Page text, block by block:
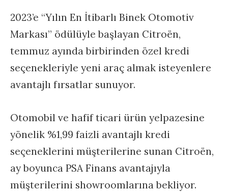
2023’e “Yılın En İtibarlı Binek Otomotiv
Markası” ödülüyle başlayan Citroën,
temmuz ayında birbirinden özel kredi
seçenekleriyle yeni araç almak isteyenlere
avantajlı fırsatlar sunuyor.
Otomobil ve hafif ticari ürün yelpazesine
yönelik %1,99 faizli avantajlı kredi
seçeneklerini müşterilerine sunan Citroën,
ay boyunca PSA Finans avantajıyla
müşterilerini showroomlarına bekliyor.